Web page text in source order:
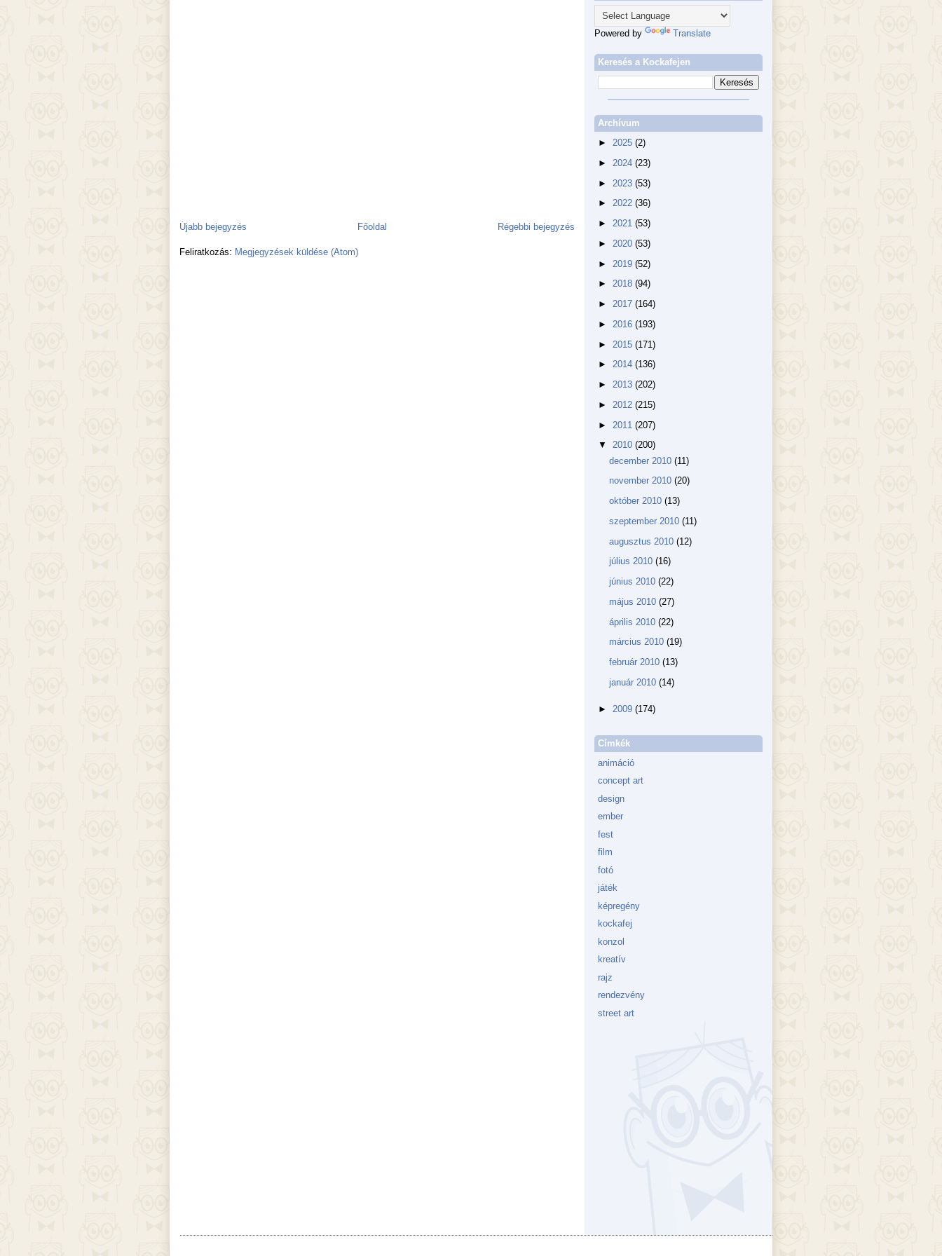
Újabb bejegyzés Régebbi bejegyzés
Főoldal
Feliratkozás: Megjegyzések küldése (Atom)
Powered by Translate
Keresés a Kockafejen
Archívum
► 2025 (2)
► 2024 (23)
► 2023 (53)
► 2022 (36)
► 2021 (53)
► 2020 (53)
► 2019 (52)
► 2018 (94)
► 2017 (164)
► 2016 (193)
► 2015 (171)
► 2014 (136)
► 2013 (202)
► 2012 (215)
► 2011 (207)
▼ 2010 (200)
december 2010 (11)
november 2010 (20)
október 2010 (13)
szeptember 2010 (11)
augusztus 2010 (12)
július 2010 (16)
június 2010 (22)
május 2010 (27)
április 2010 (22)
március 2010 (19)
február 2010 (13)
január 2010 (14)
► 2009 (174)
Címkék
animáció
concept art
design
ember
fest
film
fotó
játék
képregény
kockafej
konzol
kreatív
rajz
rendezvény
street art